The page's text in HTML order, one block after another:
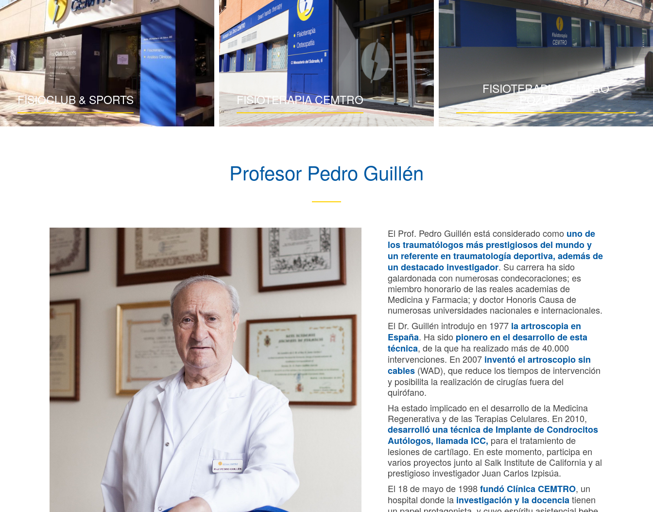
FISIOCLUB & SPORTS FISIOTERAPIA CEMTRO
FISIOTERAPIA CEMTRO
POZUELO
Profesor Pedro Guillén
El Prof. Pedro Guillén está considerado como uno de
los traumatólogos más prestigiosos del mundo y
un referente en traumatología deportiva, además de
un destacado investigador. Su carrera ha sido
galardonada con numerosas condecoraciones; es
miembro honorario de las reales academias de
Medicina y Farmacia; y doctor Honoris Causa de
numerosas universidades nacionales e internacionales.
El Dr. Guillén introdujo en 1977 laartroscopiaen
España. Ha sido pionero en el desarrollo de esta
técnica, de la que ha realizado más de 40.000
intervenciones. En 2007 inventó el artroscopio sin
cables (WAD), que reduce los tiempos de intervención
y posibilita la realización de cirugías fuera del
quirófano.
Ha estado implicado en el desarrollo de la Medicina
Regenerativa y de las Terapias Celulares. En 2010,
desarrolló una técnica de Implante de Condrocitos
Autólogos, llamada ICC, para el tratamiento de
lesiones de cartílago. En este momento, participa en
varios proyectos junto al Salk Institute de California y al
prestigioso investigador Juan Carlos Izpisúa.
El 18 de mayo de 1998fundó Clínica CEMTRO, un
hospital donde la investigación y la docenciatienen